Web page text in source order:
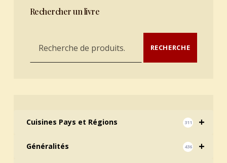
Rechercher un livre
Recherche pour : RECHERCHE
+
Cuisines Pays et Régions 311
+
Généralités 436